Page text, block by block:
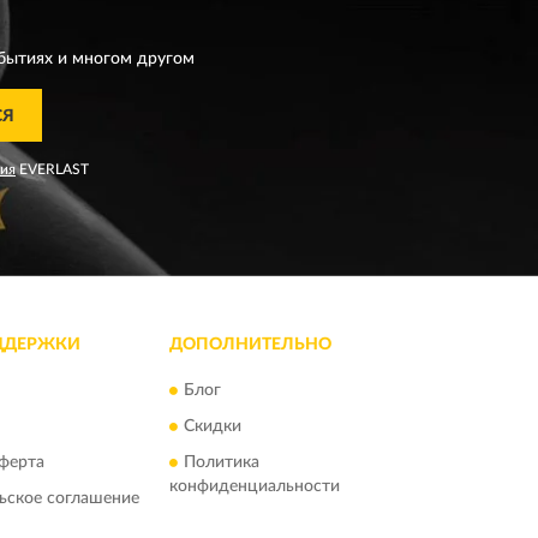
и многом другом
EVERLAST
соглашение
ДОПОЛНИТЕЛЬНО
Блог
Скидки
Политика
конфиденциальности